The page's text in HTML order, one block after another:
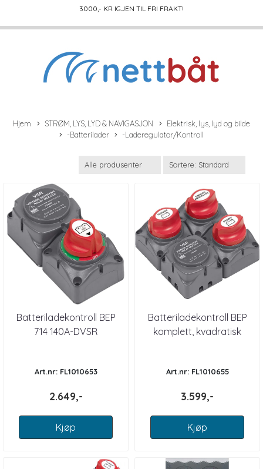
3000,- KR IGJEN TIL FRI FRAKT!
Hjem STRØM, LYS, LYD & NAVIGASJON
Elektrisk, lys, lyd og bilde
-Batterilader
-Laderegulator/Kontroll
Batteriladekontroll BEP
714 140A-DVSR
Art.nr: FL1010653
2.649,-
Kjøp
Batteriladekontroll BEP
komplett, kvadratisk
Art.nr: FL1010655
3.599,-
Kjøp